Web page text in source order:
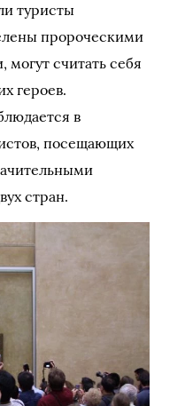
туристы
пророческими
считать себя
героев.
в
посещающих
стран.